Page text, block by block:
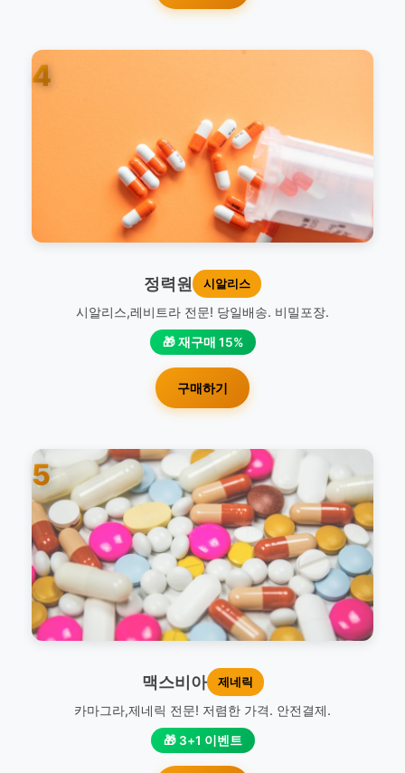
4
정력원 시알리스
시알리스,레비트라 전문! 당일배송. 비밀포장.
🎁 재구매 15%
구매하기
5
맥스비아 제네릭
카마그라,제네릭 전문! 저렴한 가격. 안전결제.
🎁 3+1 이벤트